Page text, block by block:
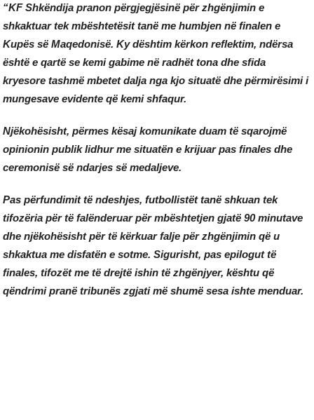
“KF Shkëndija pranon përgjegjësinë për zhgënjimin e
shkaktuar tek mbështetësit tanë me humbjen në finalen e
Kupës së Maqedonisë. Ky dështim kërkon reflektim, ndërsa
është e qartë se kemi gabime në radhët tona dhe sfida
kryesore tashmë mbetet dalja nga kjo situatë dhe përmirësimi i
mungesave evidente që kemi shfaqur.
Njëkohësisht, përmes kësaj komunikate duam të sqarojmë
opinionin publik lidhur me situatën e krijuar pas finales dhe
ceremonisë së ndarjes së medaljeve.
Pas përfundimit të ndeshjes, futbollistët tanë shkuan tek
tifozëria për të falënderuar për mbështetjen gjatë 90 minutave
dhe njëkohësisht për të kërkuar falje për zhgënjimin që u
shkaktua me disfatën e sotme. Sigurisht, pas epilogut të
finales, tifozët me të drejtë ishin të zhgënjyer, kështu që
qëndrimi pranë tribunës zgjati më shumë sesa ishte menduar.